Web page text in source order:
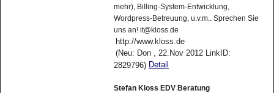
mehr), Billing-System-Entwicklung,
Wordpress-Betreuung, u.v.m.. Sprechen Sie
uns an! it@kloss.de
http://www.kloss.de
(Neu: Don , 22.Nov 2012 LinkID:
2829796) Detail
Stefan Kloss EDV Beratung